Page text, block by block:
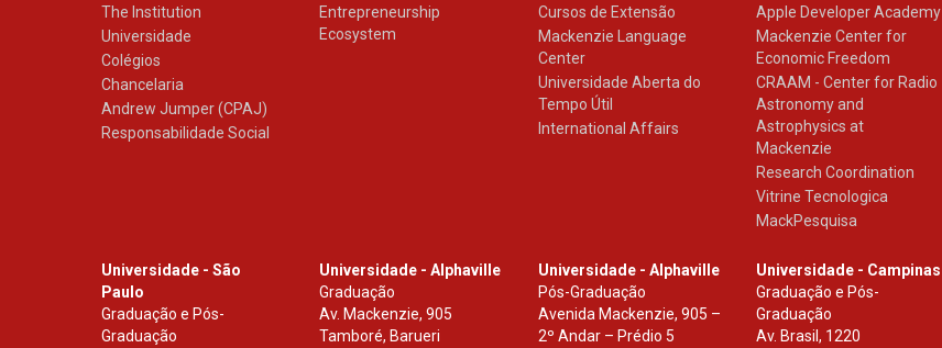
The Institution
Universidade
Colégios
Chancelaria
Andrew Jumper (CPAJ)
Responsabilidade Social
Entrepreneurship
Ecosystem
Cursos de Extensão
Mackenzie Language
Center
Universidade Aberta do
Tempo Útil
International Affairs
Apple Developer Academy
Mackenzie Center for
Economic Freedom
CRAAM - Center for Radio
Astronomy and
Astrophysics at
Mackenzie
Research Coordination
Vitrine Tecnologica
MackPesquisa
Universidade - São
Paulo
Graduação e Pós-
Graduação
Universidade - Alphaville
Graduação
Av. Mackenzie, 905
Tamboré, Barueri
Universidade - Alphaville
Pós-Graduação
Avenida Mackenzie, 905 –
2º Andar – Prédio 5
Universidade - Campinas
Graduação e Pós-
Graduação
Av. Brasil, 1220